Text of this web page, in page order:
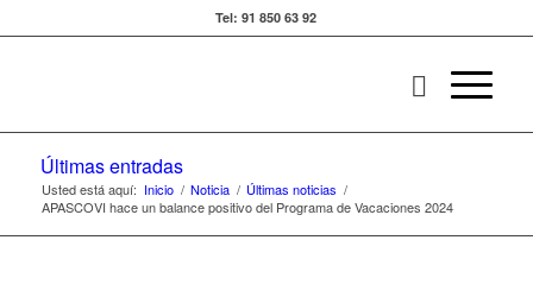
Tel: 91 850 63 92
Últimas entradas
Usted está aquí: Inicio / Noticia / Últimas noticias /
APASCOVI hace un balance positivo del Programa de Vacaciones 2024